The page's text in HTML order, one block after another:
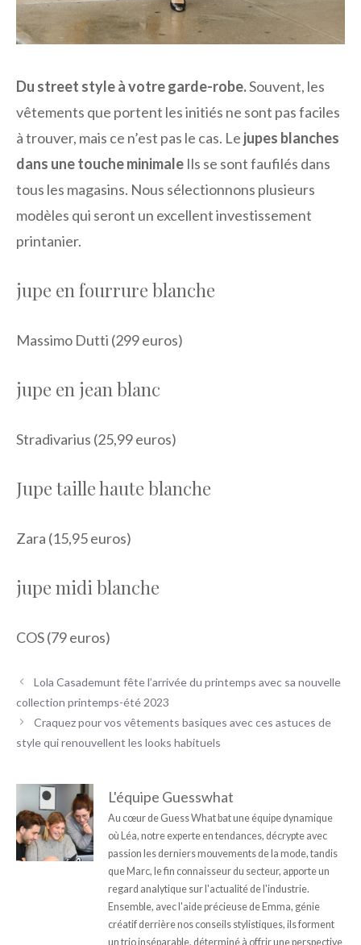
Du street style à votre garde-robe.Souvent, les
vêtements que portent les initiés ne sont pas faciles
à trouver, mais ce n’est pas le cas. Le jupes blanches
dans une touche minimale Ils se sont faufilés dans
tous les magasins. Nous sélectionnons plusieurs
modèles qui seront un excellent investissement
printanier.
jupe en fourrure blanche
Massimo Dutti (299 euros)
jupe en jean blanc
Stradivarius (25,99 euros)
Jupe taille haute blanche
Zara (15,95 euros)
jupe midi blanche
COS (79 euros)
Lola Casademunt fête l’arrivée du printemps avec sa nouvelle
collection printemps-été 2023
Craquez pour vos vêtements basiques avec ces astuces de
style qui renouvellent les looks habituels
L'équipe Guesswhat
Au cœur de Guess What bat une équipe dynamique
où Léa, notre experte en tendances, décrypte avec
passion les derniers mouvements de la mode, tandis
que Marc, le fin connaisseur du secteur, apporte un
regard analytique sur l'actualité de l'industrie.
Ensemble, avec l'aide précieuse de Emma, génie
créatif derrière nos conseils stylistiques, ils forment
un trio inséparable, déterminé à offrir une perspective